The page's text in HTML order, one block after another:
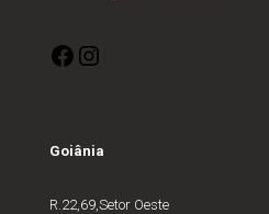
Goiânia
R.22,69,Setor Oeste